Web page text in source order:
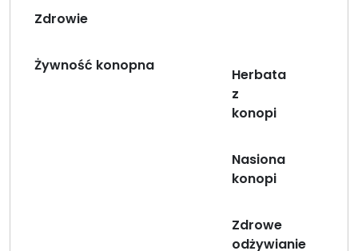
Zdrowie
Żywność konopna
Herbata
z
konopi
Nasiona
konopi
Zdrowe
odżywianie